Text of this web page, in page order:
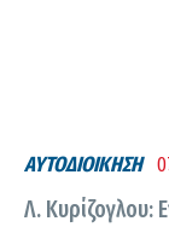
ΑΥΤΟΔΙΟΙΚΗΣΗ
Λ. Κυρίζογλου: